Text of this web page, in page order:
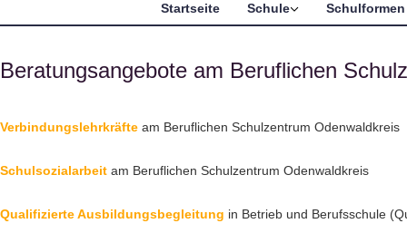
Startseite Schule Schulformen
Beratungsangebote am Beruflichen
Verbindungslehrkräfte am Beruflichen Schulzentrum Odenwaldkreis
Schulsozialarbeit am Beruflichen Schulzentrum Odenwaldkreis
Qualifizierte Ausbildungsbegleitung in Betrieb und Berufsschule